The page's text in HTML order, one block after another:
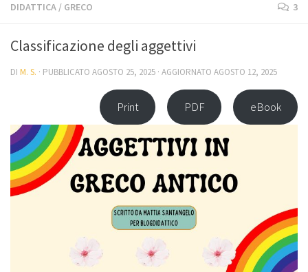
DIDATTICA / GRECO 3
Classificazione degli aggettivi
DI M. S. · PUBBLICATO AGOSTO 25, 2025 · AGGIORNATO AGOSTO 12, 2025
Print PDF eBook